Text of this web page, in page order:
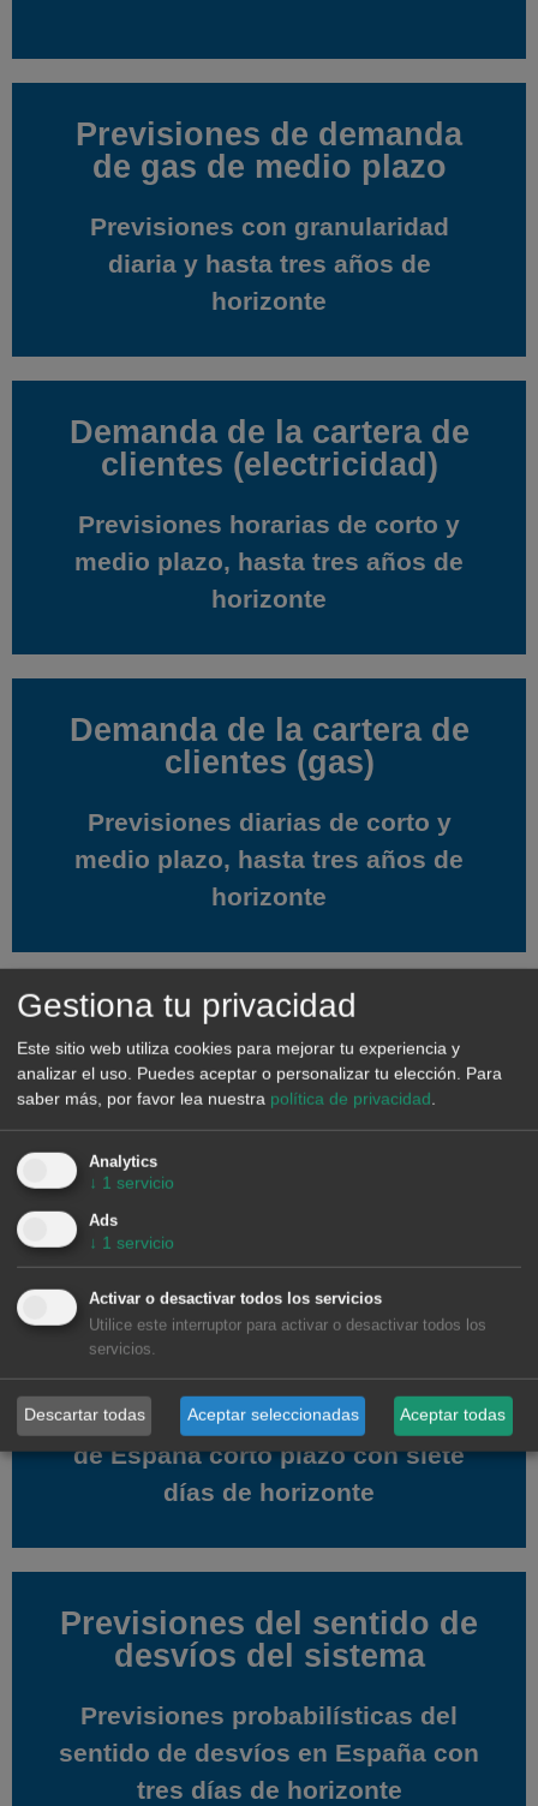
Previsiones de demanda
de gas de medio plazo
Previsiones con granularidad
diaria y hasta tres años de
horizonte
Previsiones de demanda
de gas de medio plazo
Previsiones con granularidad
diaria y hasta tres años de
horizonte
Demanda de la cartera de
clientes (electricidad)
Previsiones horarias de corto y
medio plazo, hasta tres años de
horizonte
Demanda de la cartera de
clientes (electricidad)
Previsiones horarias de corto y
medio plazo, hasta tres años de
horizonte
Demanda de la cartera de
clientes (gas)
Previsiones diarias de corto y
medio plazo, hasta tres años de
horizonte
Demanda de la cartera de
clientes (gas)
Previsiones diarias de corto y
medio plazo, hasta tres años de
horizonte
Previsiones de mercados
intradiarios de corto plazo
mercados intradiarios con un día
Previsiones de mercados
intradiarios de corto plazo
mercados intradiarios con un día
Previsiones de banda
secundaria de corto plazo
Previsiones de banda secundaria
de España corto plazo con siete
días de horizonte
Previsiones de banda
secundaria de corto plazo
Previsiones de banda secundaria
de España corto plazo con siete
días de horizonte
Previsiones del sentido de
desvíos del sistema
Previsiones probabilísticas del
sentido de desvíos en España con
tres días de horizonte
Previsiones del sentido de
desvíos del sistema
Previsiones probabilísticas del
sentido de desvíos en España con
tres días de horizonte
Gestiona tu privacidad
Este sitio web utiliza cookies para mejorar tu experiencia y
analizar el uso. Puedes aceptar o personalizar tu elección. Para
saber más, por favor lea nuestra política de privacidad.
Analytics
↓ 1 servicio
Ads
↓ 1 servicio
Activar o desactivar todos los servicios
Utilice este interruptor para activar o desactivar todos los
servicios.
Descartar todas Aceptar seleccionadas Aceptar todas